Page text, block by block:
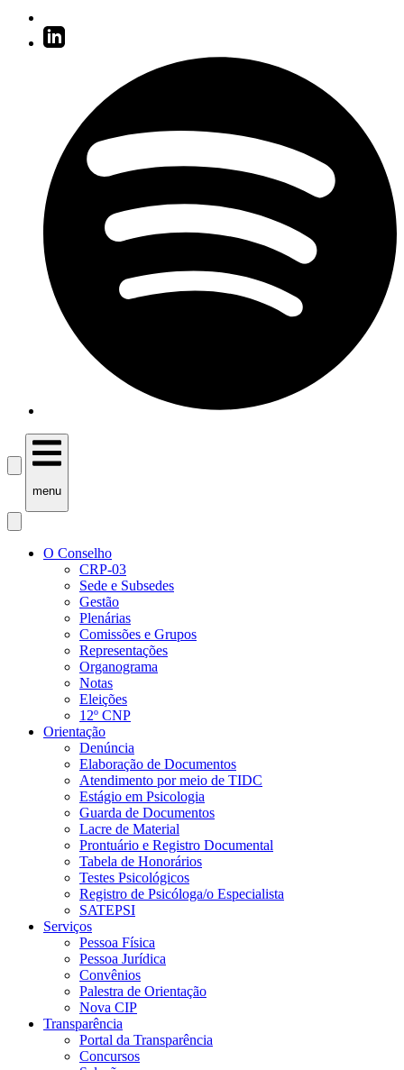
menu
O Conselho
CRP-03
Sede e Subsedes
Gestão
Plenárias
Comissões e Grupos
Representações
Organograma
Notas
Eleições
12º CNP
Orientação
Denúncia
Elaboração de Documentos
Atendimento por meio de TIDC
Estágio em Psicologia
Guarda de Documentos
Lacre de Material
Prontuário e Registro Documental
Tabela de Honorários
Testes Psicológicos
Registro de Psicóloga/o Especialista
SATEPSI
Serviços
Pessoa Física
Pessoa Jurídica
Convênios
Palestra de Orientação
Nova CIP
Transparência
Portal da Transparência
Concursos